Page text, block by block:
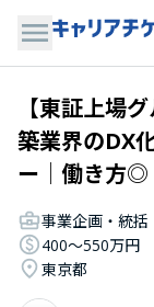
【東証上場
築業界のDX
ー│働き方◎
事業企画・統括
400〜550万円
東京都